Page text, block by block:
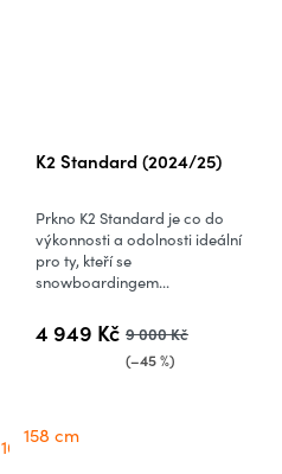
162 cm
K2 Standard (2024/25)
Průměrné
produktu
je
5,0
5
4 949 Kč 9 000 Kč
(–45 %)
Prkno K2 Standard je co do
výkonnosti a odolnosti ideální
pro ty, kteří se
snowboardingem...
158 cm